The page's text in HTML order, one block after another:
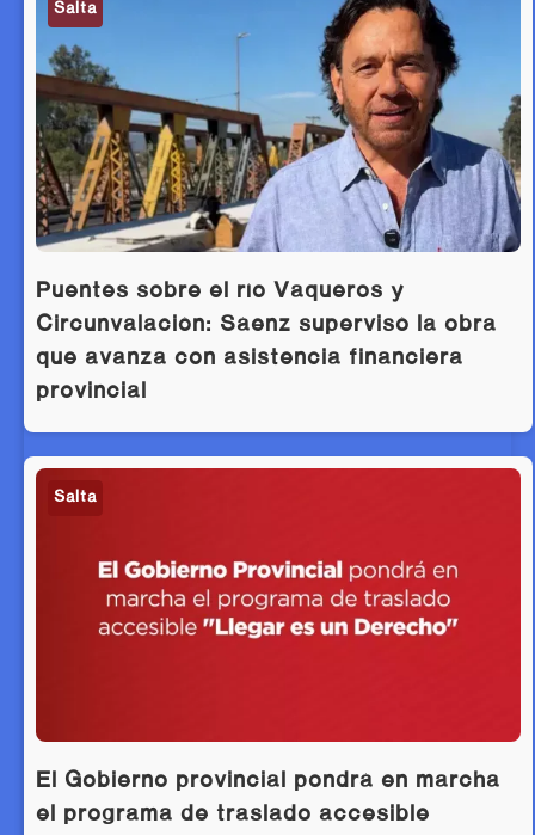
Salta
Puentes sobre el río Vaqueros y
Circunvalación: Sáenz supervisó la obra
que avanza con asistencia financiera
provincial
Salta
El Gobierno provincial pondrá en marcha
el programa de traslado accesible